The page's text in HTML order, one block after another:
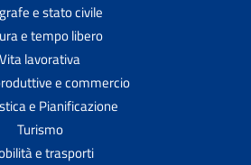
e stato civile
e tempo libero
Vita lavorativa
e commercio
e Pianificazione
Turismo
e trasporti